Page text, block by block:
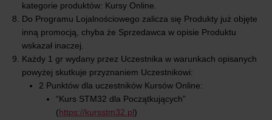
kategorie produktów: Kursy Online.
Do Programu Lojalnościowego zalicza się Produkty już objęte
inną promocją, chyba że Sprzedawca w opisie Produktu
wskazał inaczej.
Każdy 1 gr wydany przez Uczestnika w warunkach opisanych
powyżej skutkuje przyznaniem Uczestnikowi:
2 Punktów dla uczestników Kursów Online:
“Kurs STM32 dla Początkujących”
(https://kursstm32.pl)